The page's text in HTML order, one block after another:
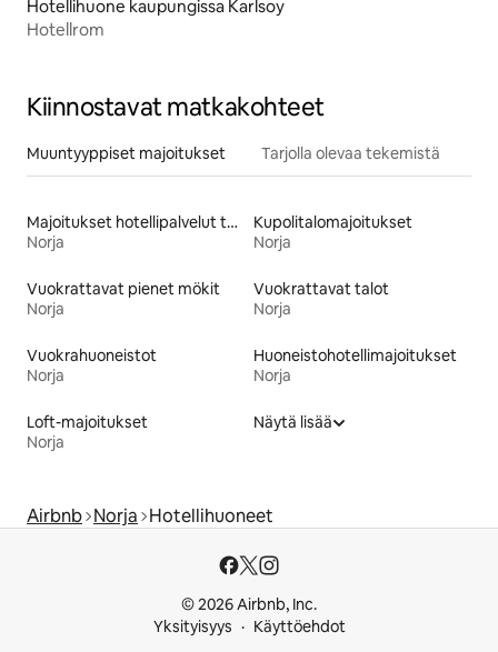
Hotellihuone kaupungissa Karlsoy
Hotellrom
Kiinnostavat matkakohteet
Muuntyyppiset majoitukset Tarjolla olevaa tekemistä
Majoitukset hotellipalvelut tarjoavissa huoneistoissa
Norja
Kupolitalomajoitukset
Norja
Vuokrattavat pienet mökit
Norja
Vuokrattavat talot
Norja
Vuokrahuoneistot
Norja
Huoneistohotellimajoitukset
Norja
Loft-majoitukset
Norja
Näytä lisää
Airbnb Norja Hotellihuoneet
© 2026 Airbnb, Inc.
Yksityisyys
Käyttöehdot